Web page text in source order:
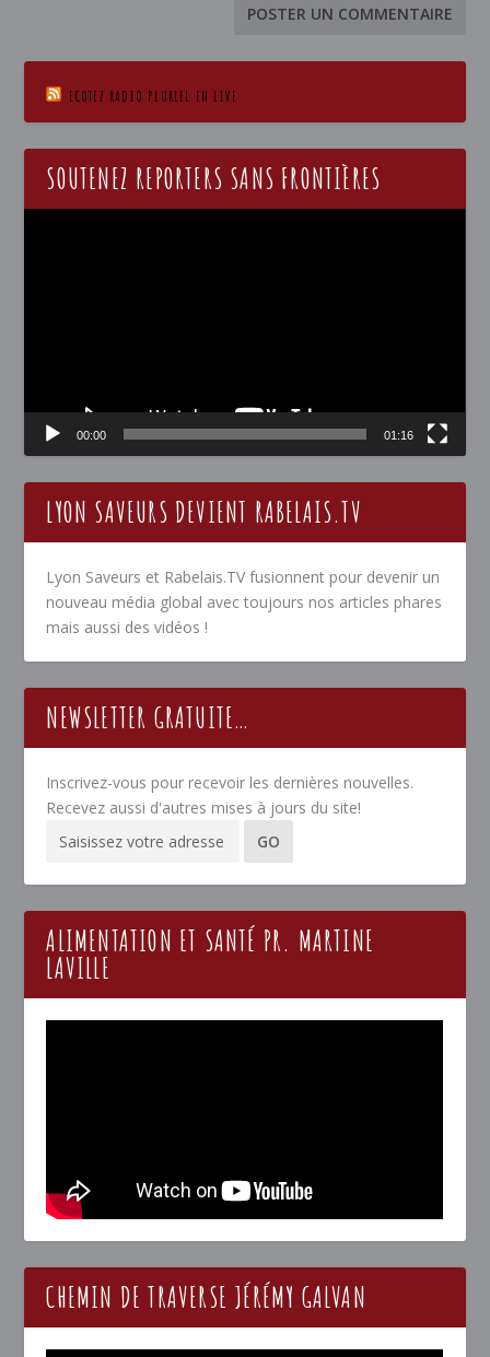
ECOTEZ RADIO PLURIEL EN LIVE
SOUTENEZ REPORTERS SANS FRONTIÈRES
00:00 01:16
LYON SAVEURS DEVIENT RABELAIS.TV
Lyon Saveurs et Rabelais.TV fusionnent pour devenir un
nouveau média global avec toujours nos articles phares
mais aussi des vidéos !
NEWSLETTER GRATUITE…
Inscrivez-vous pour recevoir les dernières nouvelles.
Recevez aussi d'autres mises à jours du site!
ALIMENTATION ET SANTÉ PR. MARTINE
LAVILLE
CHEMIN DE TRAVERSE JÉRÉMY GALVAN